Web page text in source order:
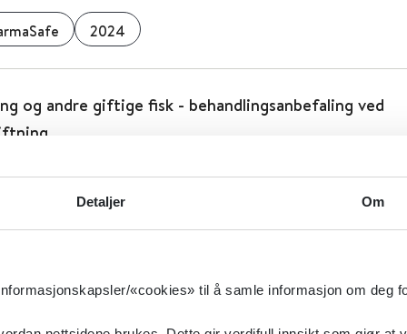
Detaljer Om
«cookies» til å samle informasjon om deg
2024
og andre giftige fisk - behandlingsanbefaling ved